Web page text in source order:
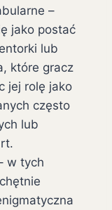
–
jako postać
lub
które gracz
jej rolę jako
często
lub
w tych